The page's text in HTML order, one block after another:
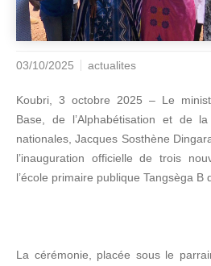
03/10/2025 actualites
Koubri, 3 octobre 2025 – Le
Base, de l’Alphabétisation et de
nationales, Jacques Sosthène
l’inauguration officielle de trois
l’école primaire publique Tangsèga B
La cérémonie, placée sous le